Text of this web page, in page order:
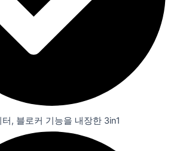
, 블로커 기능을 내장한 3in1